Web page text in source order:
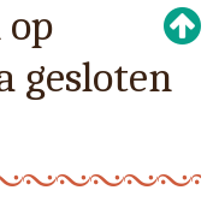
gesloten